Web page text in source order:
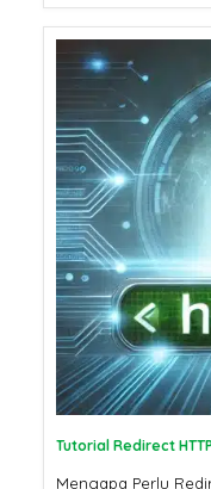
Tutorial Redirect
Mengapa Perlu